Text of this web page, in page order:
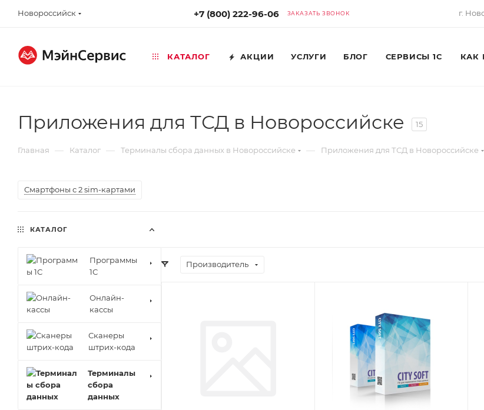
Новороссийск +7 (800) 222-96-06 ЗАКАЗАТЬ ЗВОНОК г.
КАТАЛОГ АКЦИИ УСЛУГИ БЛОГ СЕРВИСЫ 1С КАК
Приложения для ТСД в Новороссийске 15
Главная — Каталог — Терминалы сбора данных в Новороссийске — Приложения для ТСД в Новороссийске
Смартфоны с 2 sim-картами
Производитель
КАТАЛОГ
Программы
1С
Онлайн-
кассы
Сканеры
штрих-кода
Терминалы
сбора
данных